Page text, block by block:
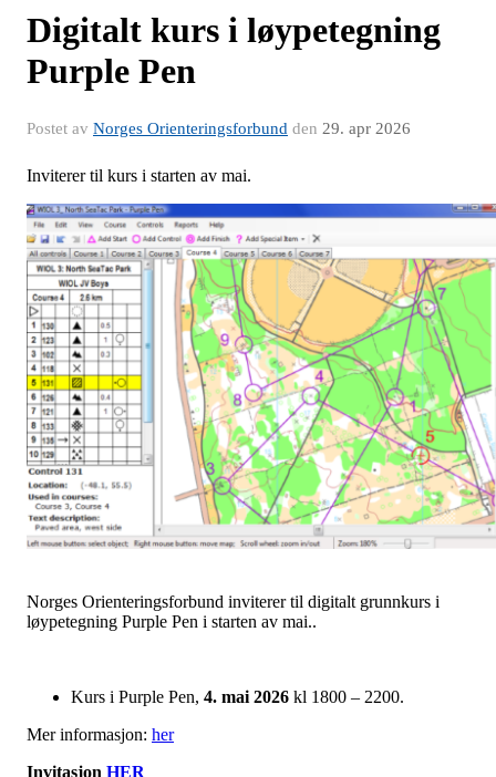
Digitalt kurs i løypetegning
Purple Pen
Postet av Norges Orienteringsforbund den 29. apr 2026
Inviterer til kurs i starten av mai.
Norges Orienteringsforbund inviterer til digitalt grunnkurs i
løypetegning Purple Pen i starten av mai..
Kurs i Purple Pen, 4. mai 2026 kl 1800 – 2200.
Mer informasjon: her
Invitasjon HER